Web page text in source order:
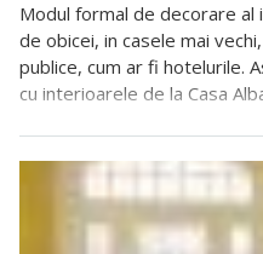
Modul formal de decorare
de obicei, in casele mai
publice, cum ar fi hotelurile.
cu interioarele de la Casa